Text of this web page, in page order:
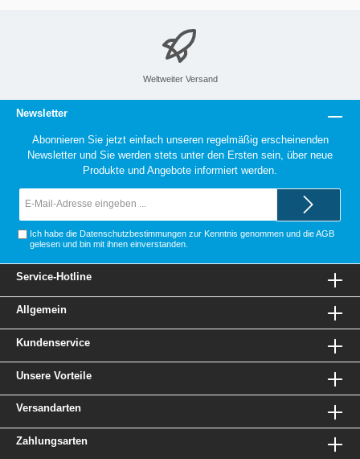
Weltweiter Versand
Newsletter
Abonnieren Sie jetzt einfach unseren regelmäßig erscheinenden
Newsletter und Sie werden stets unter den Ersten sein, über neue
Produkte und Angebote informiert werden.
Ich habe die Datenschutzbestimmungen zur Kenntnis genommen und dieAGB
gelesen und bin mit ihnen einverstanden.
Service-Hotline
Allgemein
Kundenservice
Unsere Vorteile
Versandarten
Zahlungsarten